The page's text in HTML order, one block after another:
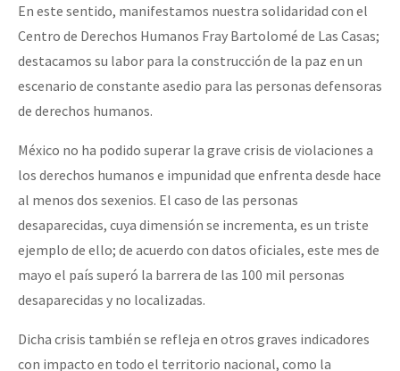
En este sentido, manifestamos nuestra solidaridad con el
Centro de Derechos Humanos Fray Bartolomé de Las Casas;
destacamos su labor para la construcción de la paz en un
escenario de constante asedio para las personas defensoras
de derechos humanos.
México no ha podido superar la grave crisis de violaciones a
los derechos humanos e impunidad que enfrenta desde hace
al menos dos sexenios. El caso de las personas
desaparecidas, cuya dimensión se incrementa, es un triste
ejemplo de ello; de acuerdo con datos oficiales, este mes de
mayo el país superó la barrera de las 100 mil personas
desaparecidas y no localizadas.
Dicha crisis también se refleja en otros graves indicadores
con impacto en todo el territorio nacional, como la